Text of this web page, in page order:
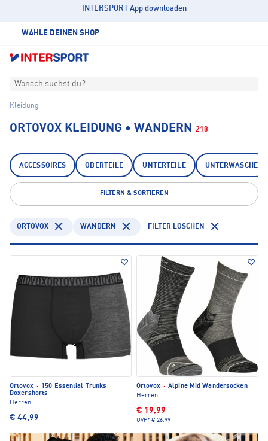
INTERSPORT App downloaden
WÄHLE DEINEN SHOP
Wonach suchst du?
Kleidung
ORTOVOX KLEIDUNG • WANDERN 218
ACCESSOIRES OBERTEILE UNTERTEILE UNTERWÄSCHE
FILTERN & SORTIEREN
ORTOVOX WANDERN FILTER LÖSCHEN
Ortovox · 150 Essential Trunks
Boxershorts
Herren
€ 44,99
Ortovox · Alpine Mid Wandersocken
Herren
€ 19,99
UVP* € 26,99